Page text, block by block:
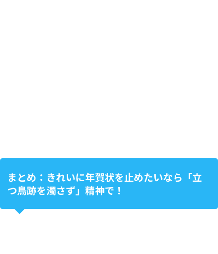
まとめ：きれいに年賀状を止めたいなら「立
つ鳥跡を濁さず」精神で！